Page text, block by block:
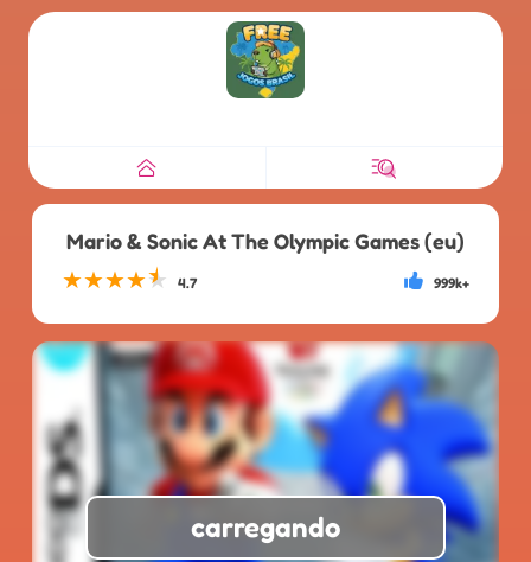
Mario & Sonic At The Olympic Games (eu)
★★★★★ 4.7 999k+
carregando